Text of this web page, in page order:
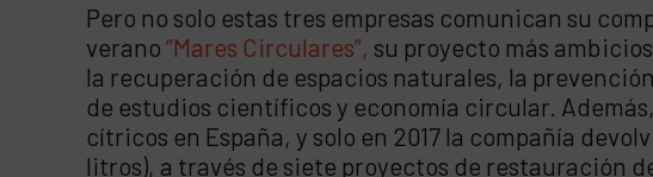
Pero no solo estas tres empresas comunican su
verano “Mares Circulares”, su proyecto más
la recuperación de espacios naturales, la
de estudios científicos y economía circular.
cítricos en España, y solo en 2017 la compañía
litros), a través de siete proyectos de restauración